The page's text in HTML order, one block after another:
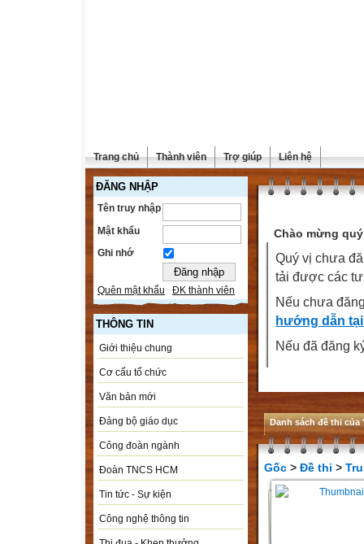
Trang chủ Thành viên Trợ giúp Liên hệ
ĐĂNG NHẬP
Tên truy nhập
Mật khẩu
Ghi nhớ
Quên mật khẩu ĐK thành viên
THÔNG TIN
Giới thiệu chung
Cơ cấu tổ chức
Văn bản mới
Đảng bộ giáo dục
Công đoàn ngành
Đoàn TNCS HCM
Tin tức - Sự kiện
Công nghệ thông tin
Chào mừng
Quý vị chưa
tải được các
Nếu chưa
hướng dẫn
Nếu đã đăng
Danh sách đề thi
Gốc > Đề thi >